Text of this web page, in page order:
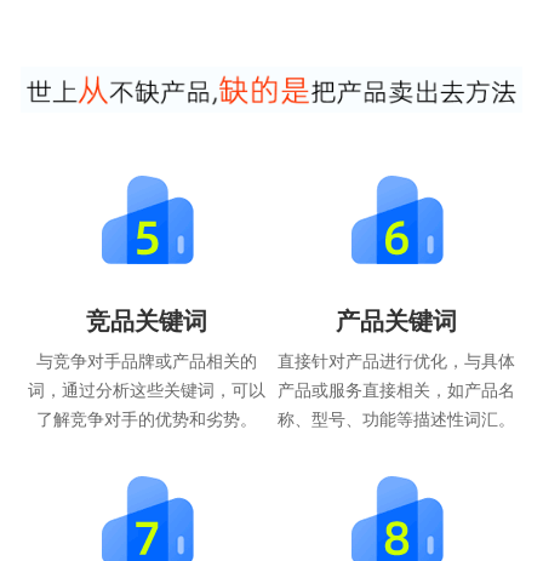
竞品关键词
与竞争对手品牌或产品相关的
词，通过分析这些关键词，可以
了解竞争对手的优势和劣势。
产品关键词
直接针对产品进行优化，与具体
产品或服务直接相关，如产品名
称、型号、功能等描述性词汇。